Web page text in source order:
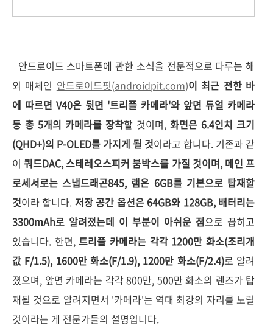
안드로이드 스마트폰에 관한 소식을 전문적으로 다루는 해
외 매체인 안드로이드핏(androidpit.com)이 최근 전한 바
에 따르면 V40은 뒷면 '트리플 카메라'와 앞면 듀얼 카메라
등 총 5개의 카메라를 장착할 것이며, 화면은 6.4인치 크기
(QHD+)의 P-OLED를 가지게 될 것이라고 합니다. 기존과 같
이쿼드DAC, 스테레오스피커 붐박스를 가질 것이며, 메인 프
로세서로는 스냅드래곤845, 램은 6GB를 기본으로 탑재할
것이라 합니다. 저장 공간 옵션은 64GB와 128GB, 배터리는
3300mAh로 알려졌는데 이 부분이 아쉬운 점으로 꼽히고
있습니다. 한편,트리플 카메라는 각각 1200만 화소(조리개
값 F/1.5), 1600만 화소(F/1.9), 1200만 화소(F/2.4)로 알려
졌으며, 앞면 카메라는 각각 800만, 500만 화소의 렌즈가 탑
재될 것으로 알려지면서 '카메라'는 역대 최강의 자리를 노릴
것이라는 게 전문가들의 설명입니다.